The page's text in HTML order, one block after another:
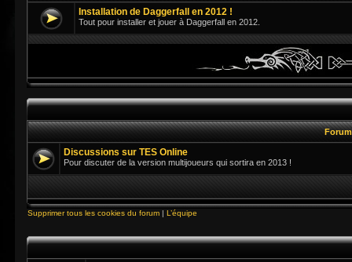
Installation de Daggerfall en 2012 !
Tout pour installer et jouer à Daggerfall en 2012.
Discussions sur TES Online
Pour discuter de la version multijoueurs qui sortira en 2013 !
Supprimer tous les cookies du forum | L’équipe